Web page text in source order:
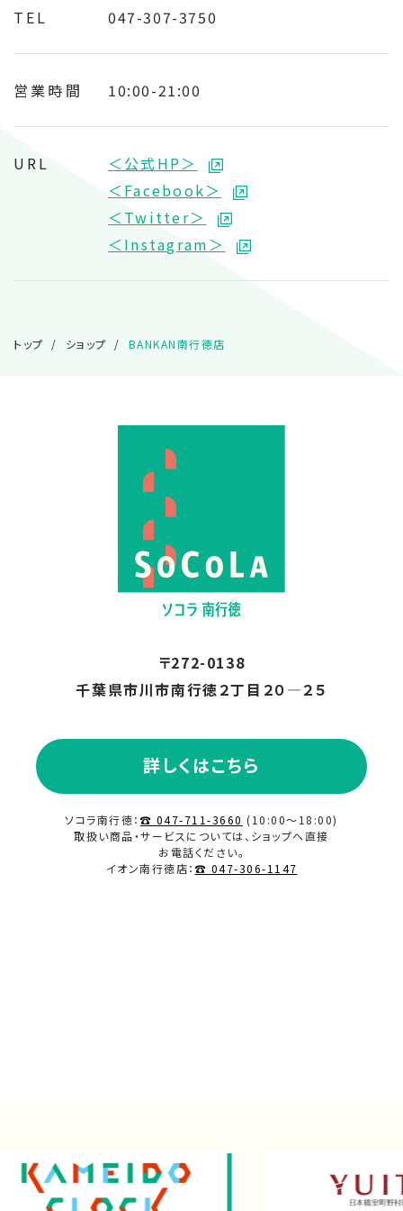
TEL 047-307-3750
営業時間 10:00-21:00
URL
＜公式HP＞
＜Facebook＞
＜Twitter＞
＜Instagram＞
トップ ショップ BANKAN南行徳店
〒272-0138
千葉県市川市南行徳２丁目２０―２５
詳しくはこちら
ソコラ南行徳： ☎ 047-711-3660 (10:00～18:00)
取扱い商品・サービスについては、ショップへ直接
お電話ください。
イオン南行徳店： ☎ 047-306-1147